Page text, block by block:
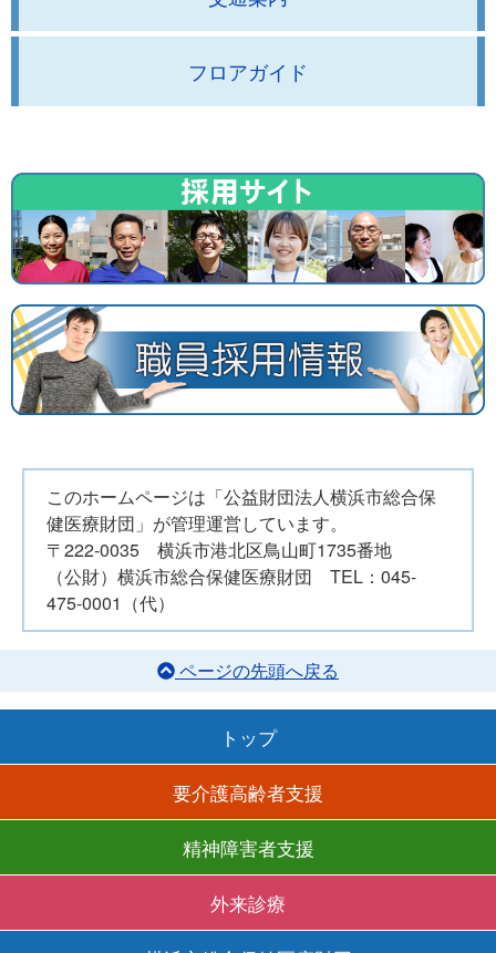
フロアガイド
このホームページは「公益財団法人横浜市総合保
健医療財団」が管理運営しています。
〒222-0035 横浜市港北区鳥山町1735番地
（公財）横浜市総合保健医療財団 TEL：045-
475-0001（代）
ページの先頭へ戻る
トップ
要介護高齢者支援
精神障害者支援
外来診療